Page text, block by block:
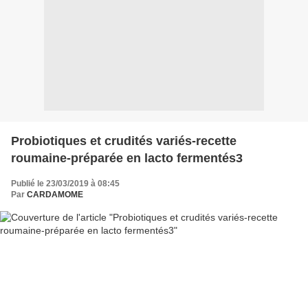
Probiotiques et crudités variés-recette
roumaine-préparée en lacto fermentés3
Publié le 23/03/2019 à 08:45
Par CARDAMOME